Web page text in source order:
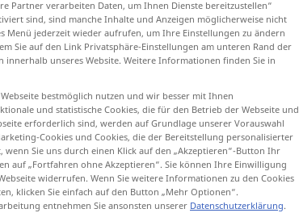
Partner verarbeiten Daten, um Ihnen Dienste bereitzustellen“
sind, sind manche Inhalte und Anzeigen möglicherweise nicht
Menü jederzeit wieder aufrufen, um Ihre Einstellungen zu ändern
Sie auf den Link Privatsphäre-Einstellungen am unteren Rand der
innerhalb unseres Website. Weitere Informationen finden Sie in
bestmöglich nutzen und wir besser mit Ihnen
und statistische Cookies, die für den Betrieb der Webseite und
erforderlich sind, werden auf Grundlage unserer Vorauswahl
Cookies und Cookies, die der Bereitstellung personalisierter
Sie uns durch einen Klick auf den „Akzeptieren“-Button Ihr
auf „Fortfahren ohne Akzeptieren“. Sie können Ihre Einwilligung
widerrufen. Wenn Sie weitere Informationen zu den Cookies
klicken Sie einfach auf den Button „Mehr Optionen“.
entnehmen Sie ansonsten unserer Datenschutzerklärung.